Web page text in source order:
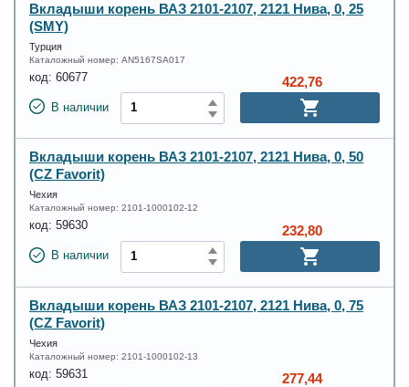
Вкладыши корень ВАЗ 2101-2107, 2121 Нива, 0, 25
(SMY)
Турция
Каталожный номер: AN5167SA017
код: 60677
В наличии
422,76
Вкладыши корень ВАЗ 2101-2107, 2121 Нива, 0, 50
(CZ Favorit)
Чехия
Каталожный номер: 2101-1000102-12
код: 59630
В наличии
232,80
Вкладыши корень ВАЗ 2101-2107, 2121 Нива, 0, 75
(CZ Favorit)
Чехия
Каталожный номер: 2101-1000102-13
код: 59631 277,44